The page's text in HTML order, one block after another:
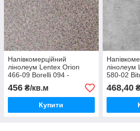
Напівкомерційний
лінолеум Lentex Orion
466-09 Borelli 094 -
ширина 2 і 4 метри
456 ₴/кв.м
Купити
лінолеум
580-02
ширина 3
468,40